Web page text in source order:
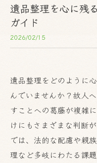
遺品整理を心に残
ガイド
2026/02/15
遺品整理をどのように
んでいませんか？故人
すことへの葛藤が複雑
けにもさまざまな判断
では、法的な配慮や親
理など多岐にわたる課